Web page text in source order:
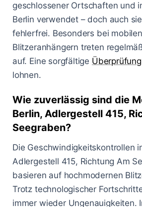
geschlossener Ortschaften und
Berlin verwendet – doch auch
fehlerfrei. Besonders bei
Blitzeranhängern treten
auf. Eine sorgfältige Überprüfung
lohnen.
Wie zuverlässig sind die
Berlin, Adlergestell 415,
Seegraben?
Die Geschwindigkeitskontrollen
Adlergestell 415, Richtung Am
basieren auf hochmodernen
Trotz technologischer
immer wieder Ungenauigkeiten.